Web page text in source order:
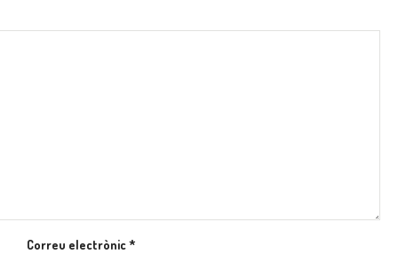
Correu electrònic*